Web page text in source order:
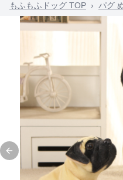
もふもふドッグ TOP › パグ
Previous slide